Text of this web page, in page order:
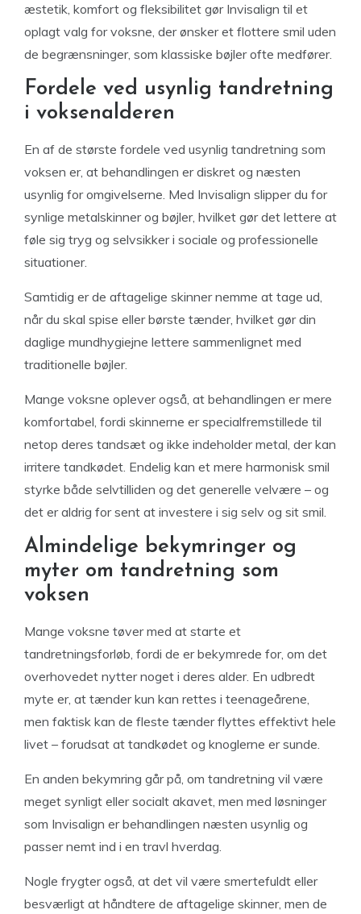
æstetik, komfort og fleksibilitet gør Invisalign til et
oplagt valg for voksne, der ønsker et flottere smil uden
de begrænsninger, som klassiske bøjler ofte medfører.
Fordele ved usynlig tandretning
i voksenalderen
En af de største fordele ved usynlig tandretning som
voksen er, at behandlingen er diskret og næsten
usynlig for omgivelserne. Med Invisalign slipper du for
synlige metalskinner og bøjler, hvilket gør det lettere at
føle sig tryg og selvsikker i sociale og professionelle
situationer.
Samtidig er de aftagelige skinner nemme at tage ud,
når du skal spise eller børste tænder, hvilket gør din
daglige mundhygiejne lettere sammenlignet med
traditionelle bøjler.
Mange voksne oplever også, at behandlingen er mere
komfortabel, fordi skinnerne er specialfremstillede til
netop deres tandsæt og ikke indeholder metal, der kan
irritere tandkødet. Endelig kan et mere harmonisk smil
styrke både selvtilliden og det generelle velvære – og
det er aldrig for sent at investere i sig selv og sit smil.
Almindelige bekymringer og
myter om tandretning som
voksen
Mange voksne tøver med at starte et
tandretningsforløb, fordi de er bekymrede for, om det
overhovedet nytter noget i deres alder. En udbredt
myte er, at tænder kun kan rettes i teenageårene,
men faktisk kan de fleste tænder flyttes effektivt hele
livet – forudsat at tandkødet og knoglerne er sunde.
En anden bekymring går på, om tandretning vil være
meget synligt eller socialt akavet, men med løsninger
som Invisalign er behandlingen næsten usynlig og
passer nemt ind i en travl hverdag.
Nogle frygter også, at det vil være smertefuldt eller
besværligt at håndtere de aftagelige skinner, men de